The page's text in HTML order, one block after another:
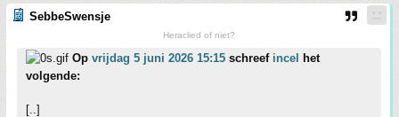
SebbeSwensje
Heraclied of niet?
Op vrijdag 5 juni 2026 15:15 schreef incel
het
volgende:
[..]